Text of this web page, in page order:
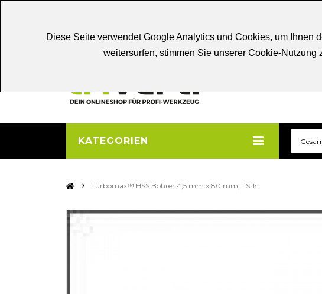
Diese Seite verwendet Google Analytics und Cookies, um
weitersurfen, stimmen Sie unserer Cookie-
KATEGORIEN
> Turbomax™ HSS Bohrer 4,5 mm x 80 mm, 1 Stk.